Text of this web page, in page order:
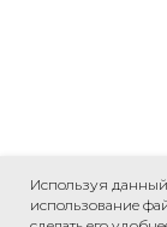
Используя данный
использование